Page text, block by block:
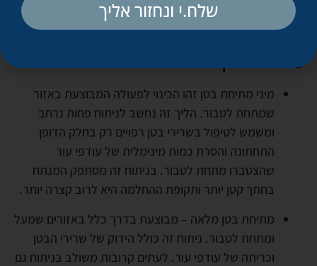
מתיחת בטן?
מיני מתיחת בטן זהו הכינוי לפעולה המבוצעת באזור
שמתחת לטבור. הליך זה נחשב לניתוח פחות נרחב
ומשמש לטיפול בשרירי בטן רפויים רק בחלק הדופן
התחתונה והסרת כמות מינימלית של עודפי עור
שהצטברו מתחת לטבור. בניתוח זה מסתפק המנתח
בחתך קטן יותר ותקופת ההחלמה היא לרוב קצרה יותר.
מתיחת בטן מלאה – מבוצעת בדרך כלל באזורים שמעל
ומתחת לטבור. ניתוח זה כולל הידוק של שרירי הבטן
וכריתה של עודפי עור. לעתים קרובות משולב בניתוח גם
שלח.י ונחזור אליך